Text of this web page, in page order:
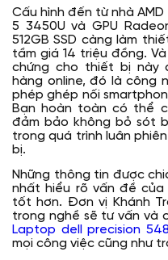
Cấu hình đến từ nhà
5 3450U và GPU
512GB SSD càng làm
tầm giá 14 triệu đồng.
chứng cho thiết bị này
hàng online, đó là công
phép ghép nối
Bạn hoàn toàn có thể
đảm bảo không bỏ sót
trong quá trình luân
bị.
Những thông tin được
nhất hiểu rõ vấn đề
tốt hơn. Đơn vị Khánh
trong nghề sẽ tư vấn và
Laptop dell precision
mọi công việc cũng như